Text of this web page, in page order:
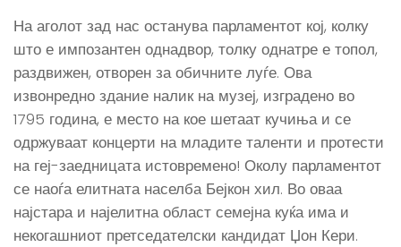
На аголот зад нас останува парламентот кој, колку
што е импозантен однадвор, толку однатре е топол,
раздвижен, отворен за обичните луѓе. Ова
извонредно здание налик на музеј, изградено во
1795 година, е место на кое шетаат кучиња и се
одржуваат концерти на младите таленти и протести
на геј-заедницата истовремено! Околу парламентот
се наоѓа елитната населба Бејкон хил. Во оваа
најстара и најелитна област семејна куќа има и
некогашниот претседателски кандидат Џон Кери.